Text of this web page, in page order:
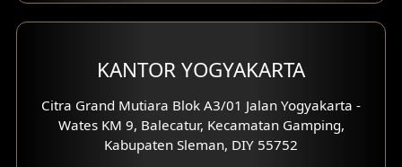
Desain Mezanin
Desain Rumah Moroccan
Desain Rumah Scandinavian
Desain Rumah Tradisional
KANTOR YOGYAKARTA
Citra Grand Mutiara Blok A3/01 Jalan Yogyakarta -
Wates KM 9, Balecatur, Kecamatan Gamping,
Kabupaten Sleman, DIY 55752